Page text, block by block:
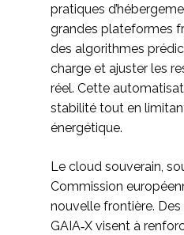
pratiques
grandes plateformes
des algorithmes
charge et ajuster les
réel. Cette
stabilité tout en
énergétique.
Le cloud souverain,
Commission
nouvelle frontière.
GAIA‑X visent à